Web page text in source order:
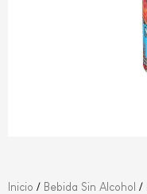
Inicio / Bebida Sin Alcohol /